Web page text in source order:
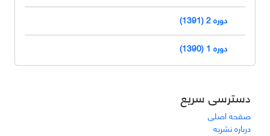
دوره 2 (1391)
دوره 1 (1390)
دسترسی سریع
صفحه اصلی
درباره نشریه